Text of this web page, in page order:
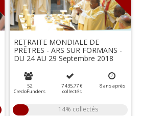
RETRAITE MONDIALE DE
PRÊTRES - ARS SUR FORMANS -
DU 24 AU 29 Septembre 2018
52
CredoFunders
7 435,77 €
collectés
8ansaprès
14% collectés